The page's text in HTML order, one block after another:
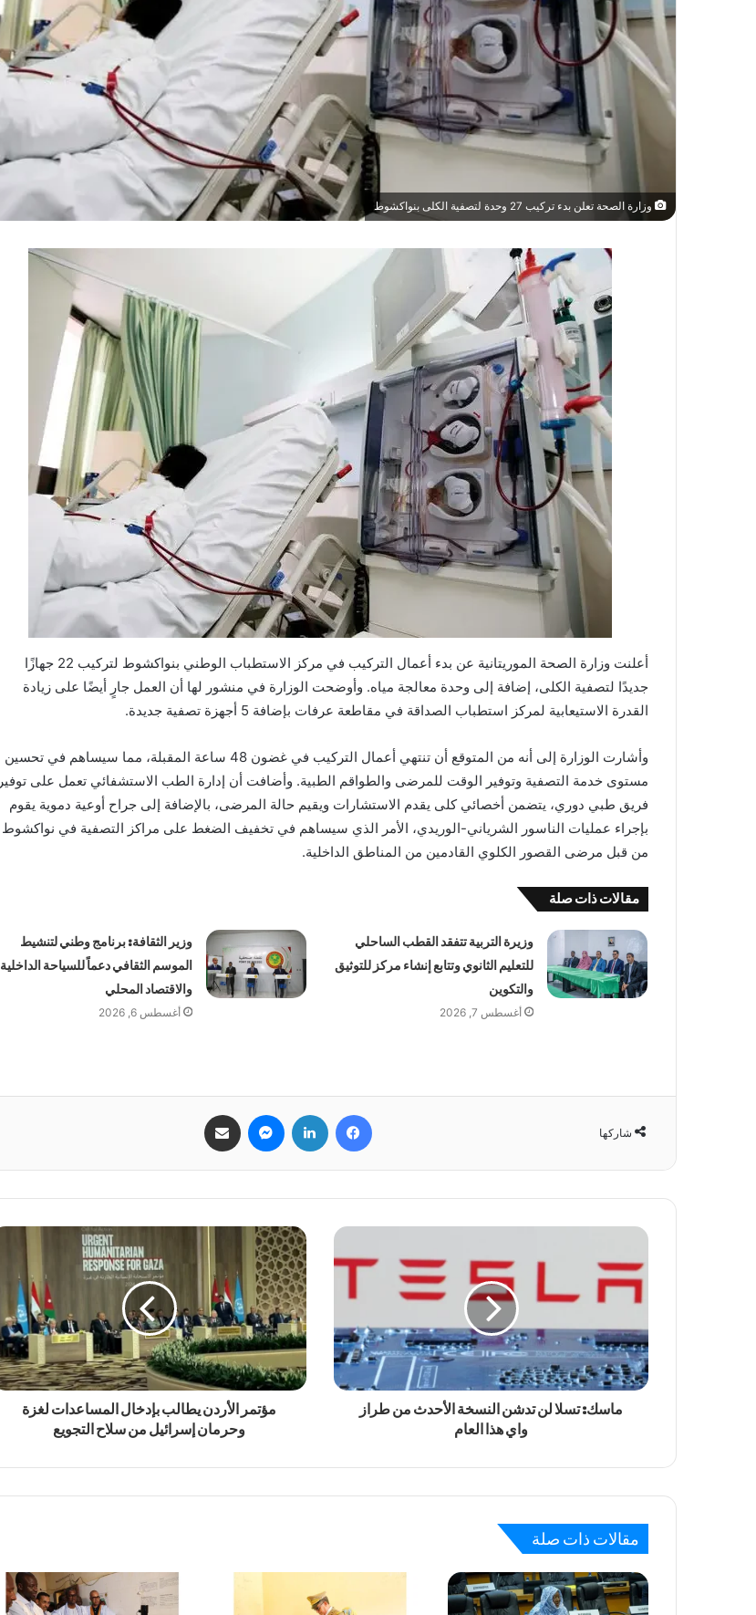
وزارة الصحة تعلن بدء تركيب 27 وحدة لتصفية الكلى بنواكشوط
أعلنت وزارة الصحة الموريتانية عن بدء أعمال التركيب في مركز الاستطباب الوطني بنواكشوط لتركيب 22 جهازًا
جديدًا لتصفية الكلى، إضافة إلى وحدة معالجة مياه. وأوضحت الوزارة في منشور لها أن العمل جارٍ أيضًا على زيادة
القدرة الاستيعابية لمركز استطباب الصداقة في مقاطعة عرفات بإضافة 5 أجهزة تصفية جديدة.
وأشارت الوزارة إلى أنه من المتوقع أن تنتهي أعمال التركيب في غضون 48 ساعة المقبلة، مما سيساهم في تحسين
مستوى خدمة التصفية وتوفير الوقت للمرضى والطواقم الطبية. وأضافت أن إدارة الطب الاستشفائي تعمل على توفير
فريق طبي دوري، يتضمن أخصائي كلى يقدم الاستشارات ويقيم حالة المرضى، بالإضافة إلى جراح أوعية دموية يقوم
بإجراء عمليات الناسور الشرياني-الوريدي، الأمر الذي سيساهم في تخفيف الضغط على مراكز التصفية في نواكشوط
من قبل مرضى القصور الكلوي القادمين من المناطق الداخلية.
مقالات ذات صلة
وزيرة التربية تتفقد القطب الساحلي
للتعليم الثانوي وتتابع إنشاء مركز للتوثيق
والتكوين
أغسطس 7, 2026
وزير الثقافة: برنامج وطني لتنشيط
الموسم الثقافي دعماً للسياحة الداخلية
والاقتصاد المحلي
أغسطس 6, 2026
شاركها
فيسبوك لينكدإن ماسنجر
ماسك: تسلا لن تدشن النسخة الأحدث من طراز
واي هذا العام
مؤتمر الأردن يطالب بإدخال المساعدات لغزة
وحرمان إسرائيل من سلاح التجويع
مقالات ذات صلة